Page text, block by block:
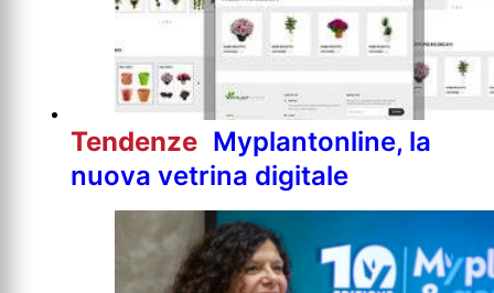
Tendenze Myplantonline, la
nuova vetrina digitale